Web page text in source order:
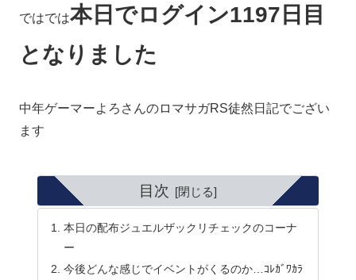
ではでは本日でログイン1197日目
となりました
中年ゲーマーよろさんのロマサガRS徒然日記でござい
ます
目次
本日の配布ジュエルザックリチェックのコーナ
ー
今後どんな感じでイベントがくるのか…ｺﾚｶﾞﾜｶﾗ